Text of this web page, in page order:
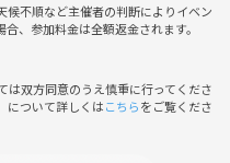
不順など主催者の判断によりイベン
、参加料金は全額返金されます。
は双方同意のうえ慎重に行ってくださ
について詳しくはこちらをご覧くださ